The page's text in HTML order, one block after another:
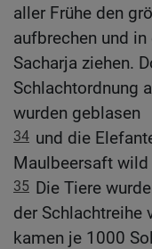
aller Frühe den
aufbrechen und
Sacharja ziehen.
Schlachtordnung
wurden geblasen
34 und die
Maulbeersaft
35 Die Tiere
der Schlachtreihe
kamen je 1000